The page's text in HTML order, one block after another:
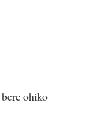
bere ohiko